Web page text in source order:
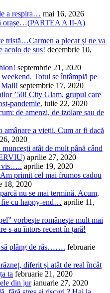
a respira… mai 16, 2026
orașe…(PARTEA A II-A)
tristă…Carmen a plecat și ne va
acolo de sus! decembrie 10,
septembrie 21, 2020
Totul se întâmplă pe
Mall! septembrie 17, 2020
’50! City Glam, grupul care
pandemie. iulie 22, 2020
de amenzi, de izolare sau de
amânare a vieții. Cum ar fi dacă
2020
atât de mult până când
aprilie 27, 2020
vis….. aprilie 19, 2020
primit cel mai frumos cadou
18, 2020
nu se mai termină. Acum,
fie cu happy-end… aprilie 11,
vorbește românește mult mai
s-au întors recent în țară!
să plâng de râs……. februarie
diferit și atât de real încât
ta februarie 21, 2020
din jur ianuarie 27, 2020